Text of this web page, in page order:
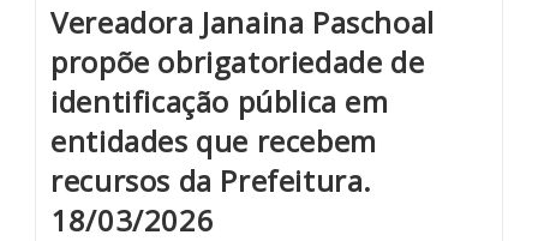
Vereadora Janaina Paschoal
propõe obrigatoriedade de
identificação pública em
entidades que recebem
recursos da Prefeitura.
18/03/2026